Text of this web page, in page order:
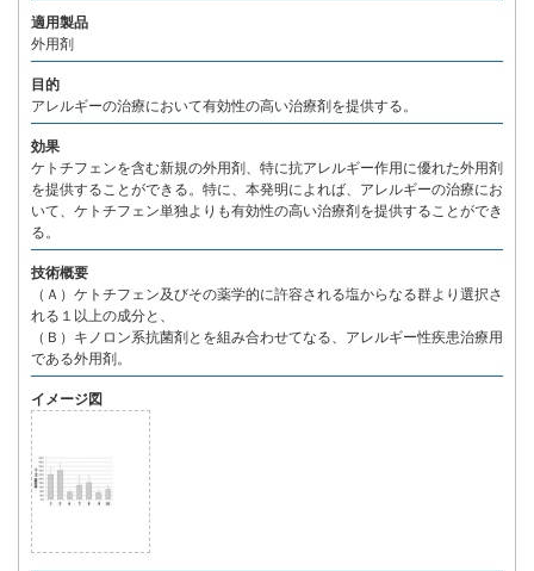
適用製品
外用剤
目的
アレルギーの治療において有効性の高い治療剤を提供する。
効果
ケトチフェンを含む新規の外用剤、特に抗アレルギー作用に優れた外用剤
を提供することができる。特に、本発明によれば、アレルギーの治療にお
いて、ケトチフェン単独よりも有効性の高い治療剤を提供することができ
る。
技術概要
（Ａ）ケトチフェン及びその薬学的に許容される塩からなる群より選択さ
れる１以上の成分と、
（Ｂ）キノロン系抗菌剤とを組み合わせてなる、アレルギー性疾患治療用
である外用剤。
イメージ図